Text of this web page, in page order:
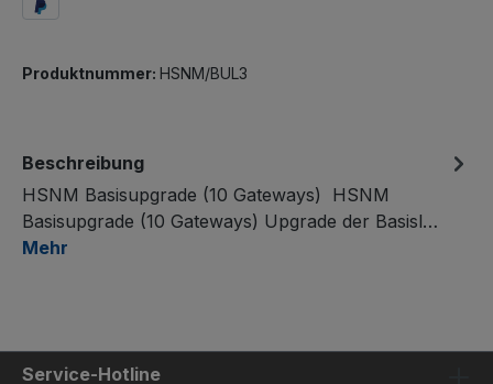
Produktnummer: HSNM/BUL3
Beschreibung
HSNM Basisupgrade (10 Gateways) HSNM
Basisupgrade (10 Gateways) Upgrade der Basisl…
Mehr
Service-Hotline